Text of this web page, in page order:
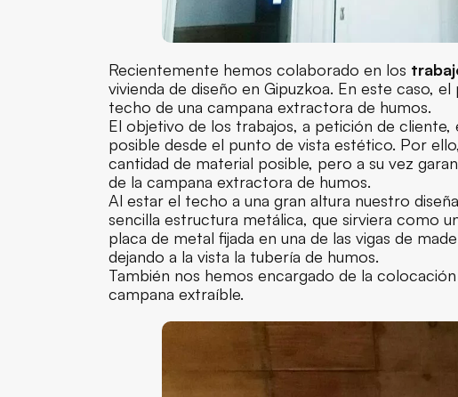
Recientemente hemos colaborado en los
vivienda de diseño en Gipuzkoa. En este caso,
techo de una campana extractora de humos.
El objetivo de los trabajos, a petición de cliente,
posible desde el punto de vista estético. Por
cantidad de material posible, pero a su vez
de la campana extractora de humos.
Al estar el techo a una gran altura nuestro
sencilla estructura metálica, que sirviera como
placa de metal fijada en una de las vigas de
dejando a la vista la tubería de humos.
También nos hemos encargado de la
campana extraíble.